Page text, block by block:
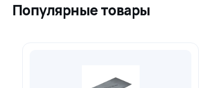
Популярные товары